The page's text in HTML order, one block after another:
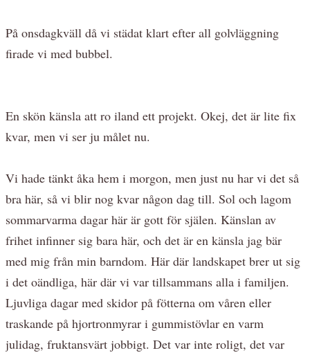
På onsdagkväll då vi städat klart efter all golvläggning
firade vi med bubbel.
En skön känsla att ro iland ett projekt. Okej, det är lite fix
kvar, men vi ser ju målet nu.
Vi hade tänkt åka hem i morgon, men just nu har vi det så
bra här, så vi blir nog kvar någon dag till. Sol och lagom
sommarvarma dagar här är gott för själen. Känslan av
frihet infinner sig bara här, och det är en känsla jag bär
med mig från min barndom. Här där landskapet brer ut sig
i det oändliga, här där vi var tillsammans alla i familjen.
Ljuvliga dagar med skidor på fötterna om våren eller
traskande på hjortronmyrar i gummistövlar en varm
julidag, fruktansvärt jobbigt. Det var inte roligt, det var